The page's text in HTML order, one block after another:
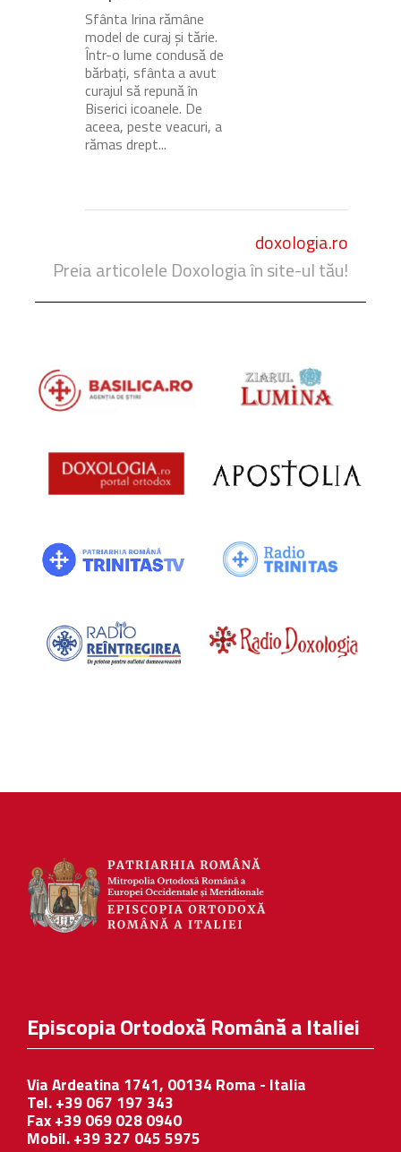
Sfânta Irina rămâne
model de curaj și tărie.
Într-o lume condusă de
bărbați, sfânta a avut
curajul să repună în
Biserici icoanele. De
aceea, peste veacuri, a
rămas drept...
doxologia.ro
Preia articolele Doxologia în site-ul tău!
Episcopia Ortodoxă Română a Italiei
Via Ardeatina 1741, 00134 Roma - Italia
Tel. +39 067 197 343
Fax +39 069 028 0940
Mobil. +39 327 045 5975